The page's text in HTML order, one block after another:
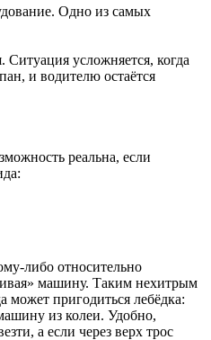
Одно из самых
усложняется, когда
и водителю остаётся
реальна, если
либо относительно
машину. Таким нехитрым
может пригодиться лебёдка:
из колеи. Удобно,
а если через верх трос